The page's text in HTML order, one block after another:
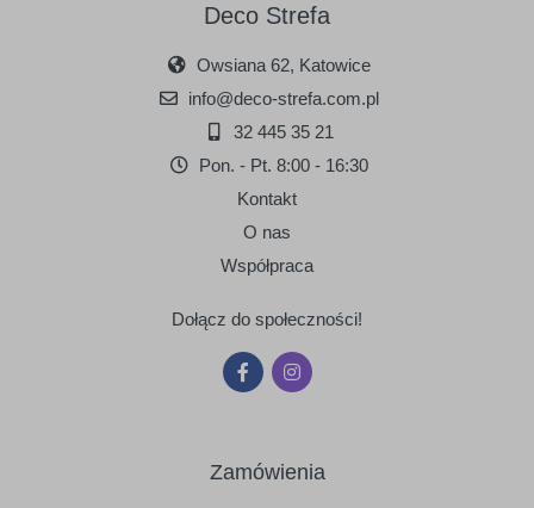
Deco Strefa
Owsiana 62, Katowice
info@deco-strefa.com.pl
32 445 35 21
Pon. - Pt. 8:00 - 16:30
Kontakt
O nas
Współpraca
Dołącz do społeczności!
Zamówienia